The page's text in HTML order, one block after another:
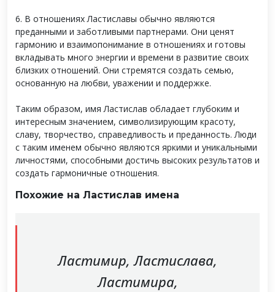
6. В отношениях Ластиславы обычно являются
преданными и заботливыми партнерами. Они ценят
гармонию и взаимопонимание в отношениях и готовы
вкладывать много энергии и времени в развитие своих
близких отношений. Они стремятся создать семью,
основанную на любви, уважении и поддержке.
Таким образом, имя Ластислав обладает глубоким и
интересным значением, символизирующим красоту,
славу, творчество, справедливость и преданность. Люди
с таким именем обычно являются яркими и уникальными
личностями, способными достичь высоких результатов и
создать гармоничные отношения.
Похожие на Ластислав имена
Ластимир, Ластислава,
Ластимира,